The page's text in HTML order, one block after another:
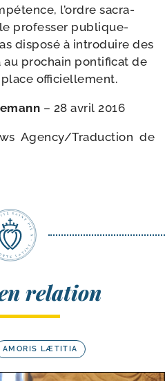
l’ordre sacra­
pro­fes­ser publi­que­
dis­po­sé à intro­duire des
pro­chain pon­ti­fi­cat de
officiellement.
– 28 avril 2016
Agency/​Traduction de
relation
AMORIS LÆTITIA